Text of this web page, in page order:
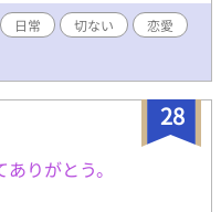
日常 切ない
恋愛
28
りがとう。